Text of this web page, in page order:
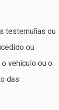
testemuñas ou
ou
vehículo ou o
das